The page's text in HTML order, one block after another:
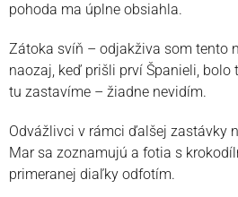
pohoda ma úplne obsiahla.
Zátoka svíň – odjakživa som tento
naozaj, keď prišli prví Španieli, bolo
tu zastavíme – žiadne nevidím.
Odvážlivci v rámci ďalšej zastávky
Mar sa zoznamujú a fotia s
primeranej diaľky odfotím.